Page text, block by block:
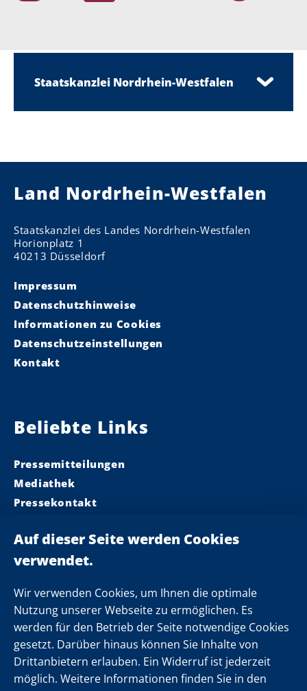
Wir verwenden Cookies, um Ihnen die optimale
Nutzung unserer Webseite zu ermöglichen. Es
werden für den Betrieb der Seite notwendige Cookies
gesetzt. Darüber hinaus können Sie Inhalte von
Drittanbietern erlauben. Ein Widerruf ist jederzeit
möglich. Weitere Informationen finden Sie in den
Staatskanzlei Nordrhein-Westfalen
Land Nordrhein-Westfalen
Staatskanzlei des Landes Nordrhein-Westfalen
Horionplatz 1
40213 Düsseldorf
Impressum
Datenschutzhinweise
Informationen zu Cookies
Datenschutzeinstellungen
Kontakt
Beliebte Links
Pressemitteilungen
Mediathek
Pressekontakt
Landeskabinett
Einsamkeit
Folgen Sie uns